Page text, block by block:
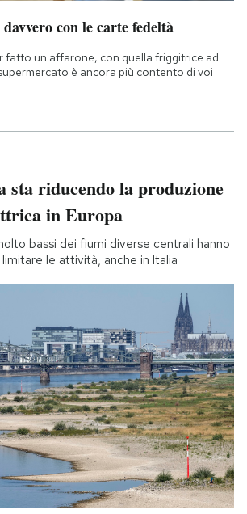
con le carte fedeltà
fatto un affarone, con quella friggitrice ad
è ancora più contento di voi
riducendo la produzione
in Europa
bassi dei fiumi diverse centrali hanno
le attività, anche in Italia